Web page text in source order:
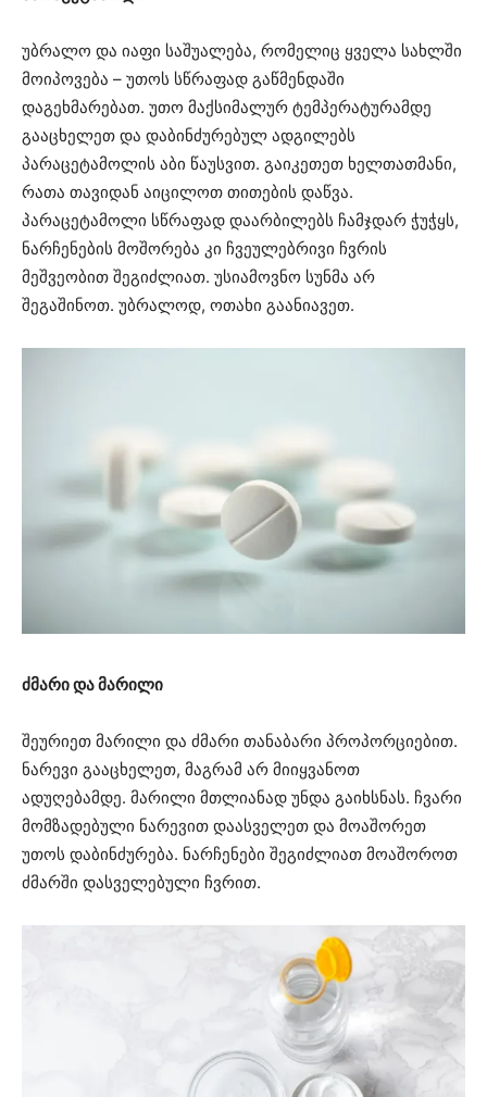
უბრალო და იაფი საშუალება, რომელიც ყველა სახლში
მოიპოვება – უთოს სწრაფად გაწმენდაში
დაგეხმარებათ. უთო მაქსიმალურ ტემპერატურამდე
გააცხელეთ და დაბინძურებულ ადგილებს
პარაცეტამოლის აბი წაუსვით. გაიკეთეთ ხელთათმანი,
რათა თავიდან აიცილოთ თითების დაწვა.
პარაცეტამოლი სწრაფად დაარბილებს ჩამჯდარ ჭუჭყს,
ნარჩენების მოშორება კი ჩვეულებრივი ჩვრის
მეშვეობით შეგიძლიათ. უსიამოვნო სუნმა არ
შეგაშინოთ. უბრალოდ, ოთახი გაანიავეთ.
ძმარი და მარილი
შეურიეთ მარილი და ძმარი თანაბარი პროპორციებით.
ნარევი გააცხელეთ, მაგრამ არ მიიყვანოთ
ადუღებამდე. მარილი მთლიანად უნდა გაიხსნას. ჩვარი
მომზადებული ნარევით დაასველეთ და მოაშორეთ
უთოს დაბინძურება. ნარჩენები შეგიძლიათ მოაშოროთ
ძმარში დასველებული ჩვრით.